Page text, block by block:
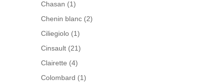
Chasan (1)
Chenin blanc (2)
Ciliegiolo (1)
Cinsault (21)
Clairette (4)
Colombard (1)